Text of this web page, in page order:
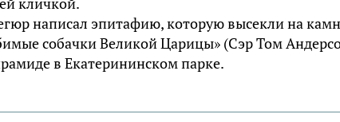
написал эпитафию, которую высекли на
собачки Великой Царицы» (Сэр Том
в Екатерининском парке.